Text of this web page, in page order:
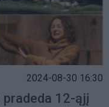
2024-08-30 16:30
12-ąjį